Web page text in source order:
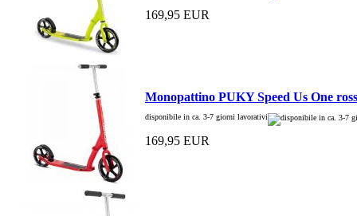
169,95 EUR
Monopattino PUKY Speed Us One
disponibile in ca. 3-7 giorni lavorativi
169,95 EUR